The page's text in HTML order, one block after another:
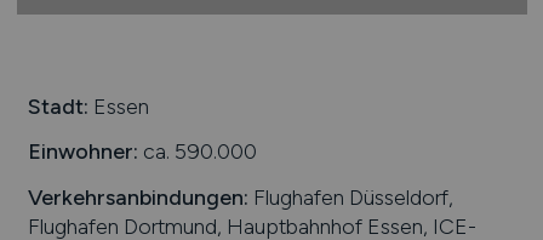
Stadt: Essen
Einwohner: ca. 590.000
Verkehrsanbindungen: Flughafen Düsseldorf,
Flughafen Dortmund, Hauptbahnhof Essen, ICE-